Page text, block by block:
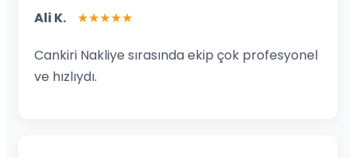
Ali K. ★★★★★
Cankiri Nakliye sırasında ekip çok profesyonel
ve hızlıydı.